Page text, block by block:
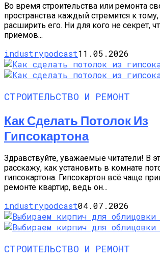
Во время строительства или ремонта
пространства каждый стремится к
расширить его. Ни для кого не секрет,
приемов...
industrypodcast11.05.2026
СТРОИТЕЛЬСТВО И РЕМОНТ
Как Сделать Потолок Из
Гипсокартона
Здравствуйте, уважаемые читатели! В
расскажу, как установить в комнате
гипсокартона. Гипсокартон всё чаще
ремонте квартир, ведь он...
industrypodcast04.07.2026
СТРОИТЕЛЬСТВО И РЕМОНТ